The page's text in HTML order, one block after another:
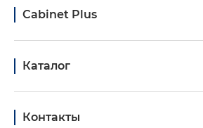
Cabinet Plus
Каталог
Контакты